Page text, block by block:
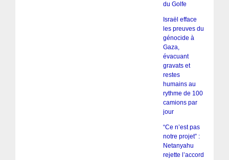
du Golfe
Israël efface
les preuves du
génocide à
Gaza,
évacuant
gravats et
restes
humains au
rythme de 100
camions par
jour
“Ce n’est pas
notre projet” :
Netanyahu
rejette l’accord